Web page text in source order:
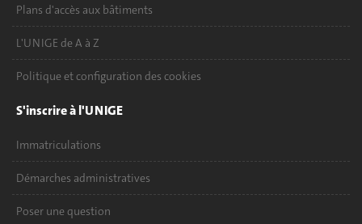
Plans d'accès aux bâtiments
L'UNIGE de A à Z
Politique et configuration des cookies
S'inscrire à l'UNIGE
Immatriculations
Démarches administratives
Poser une question